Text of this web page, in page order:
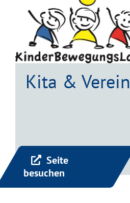
Kita & Verein
Seite
besuchen